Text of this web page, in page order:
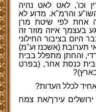
וכו', לאט לאט נהיה
והרמ"א. מדוע לא
אחת לפי שיטת מרן
בעצמך איזה מוזר זה
היום בציבור החילוני
תערובת (אשכנז וע"מ)
והחתן מתפלל בבית
כנסת אחר, (בפרט
לכלל העדות?
עירך/את צמח